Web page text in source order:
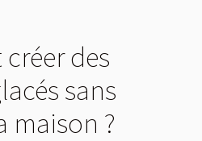
des
sans
maison ?